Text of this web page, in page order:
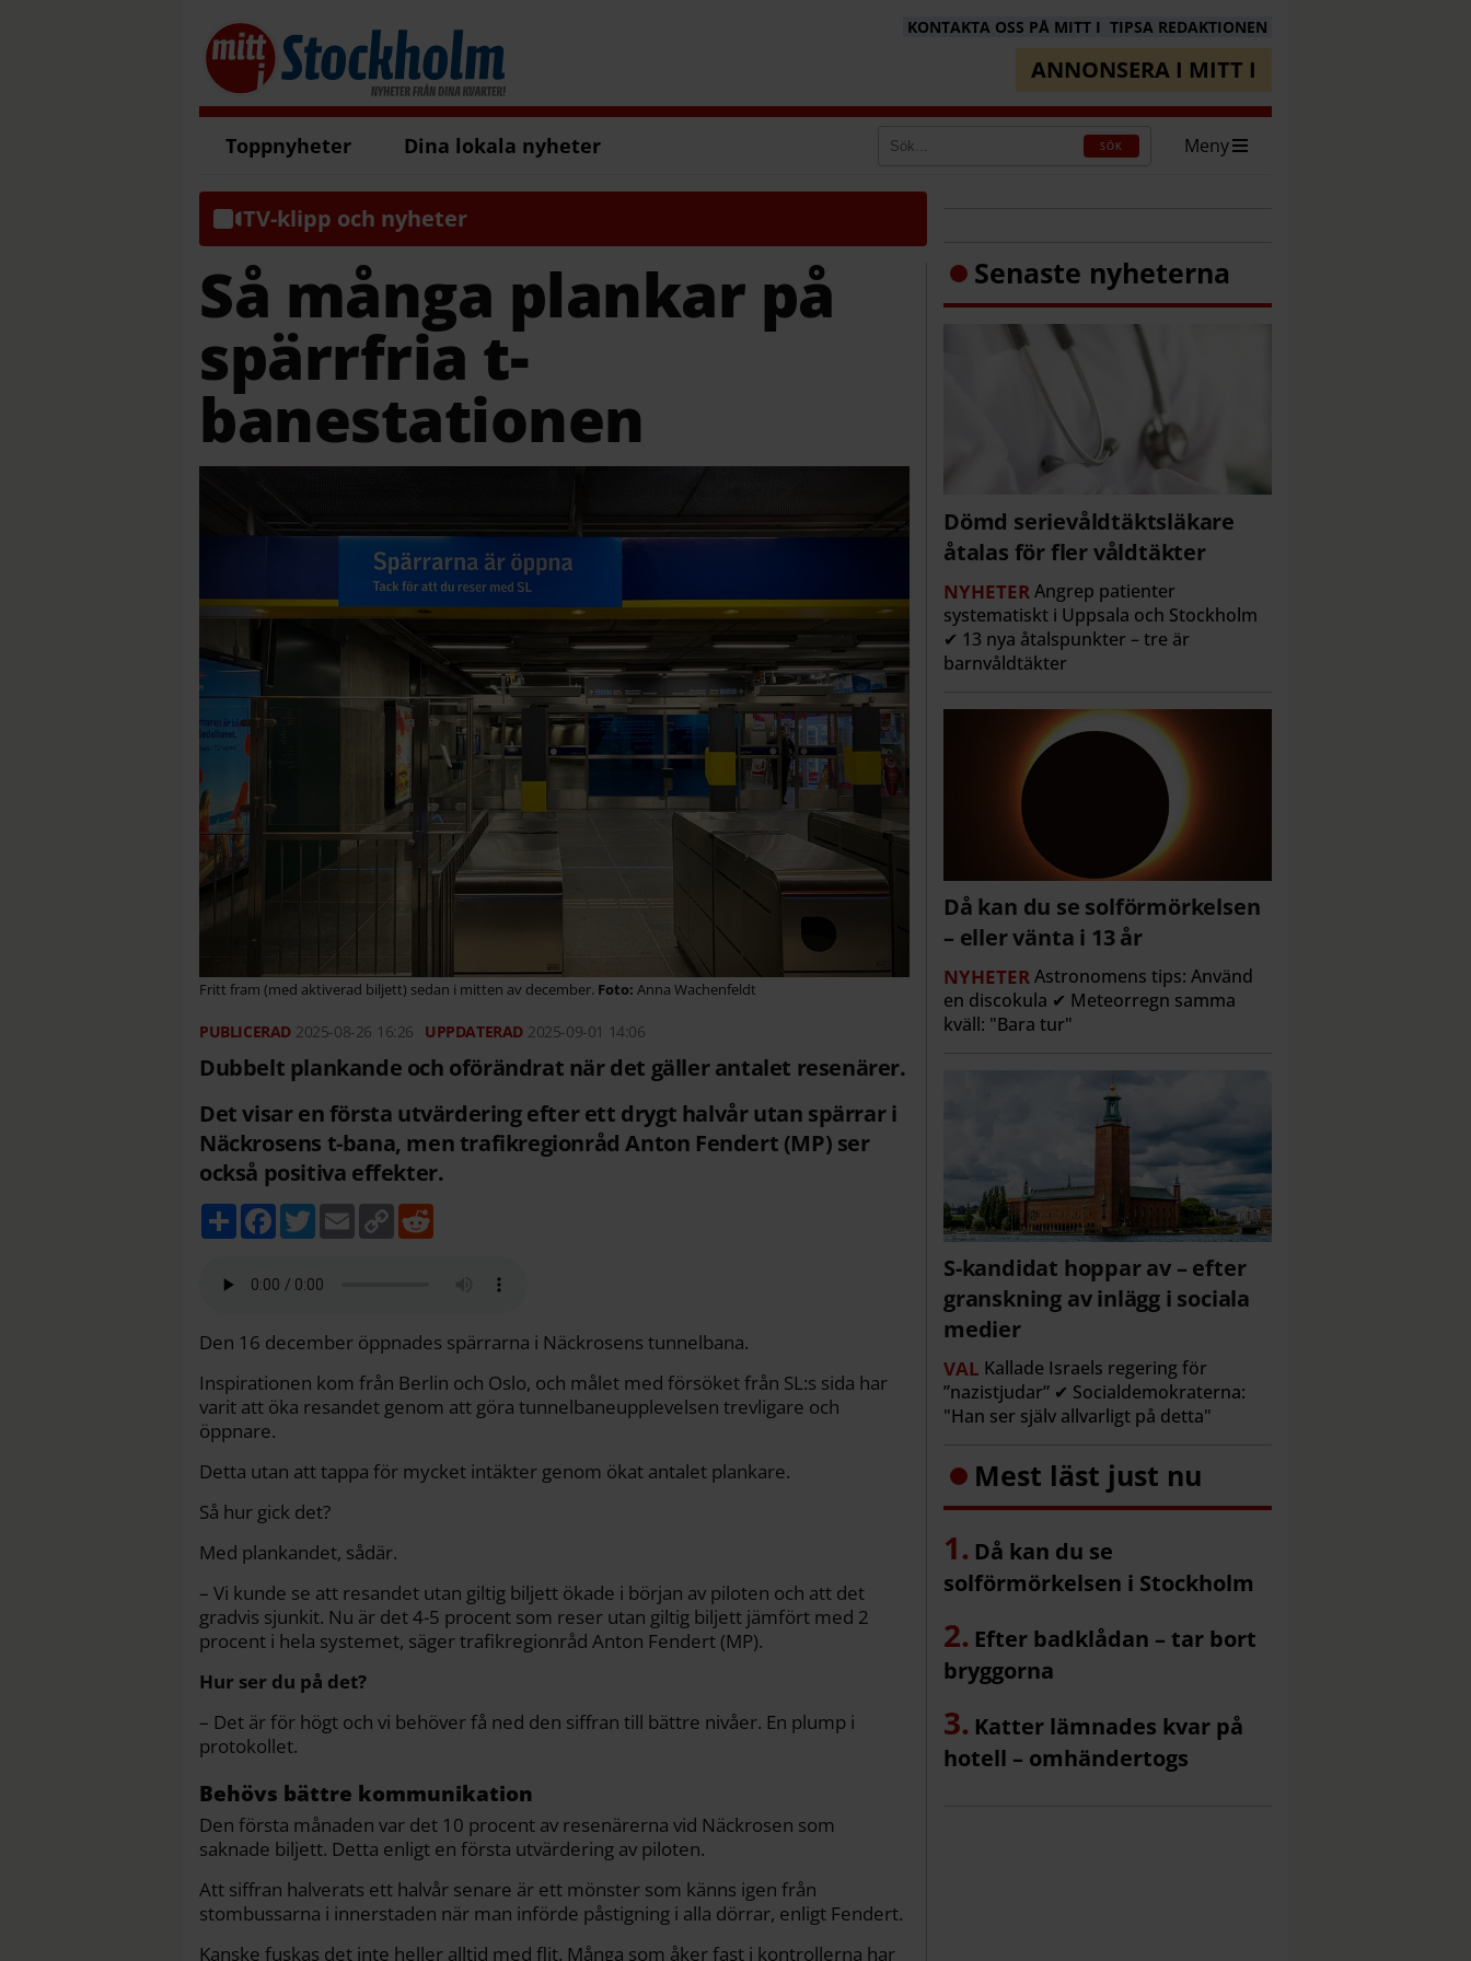
KONTAKTA OSS PÅ MITT I TIPSA REDAKTIONEN
ANNONSERA I MITT I
Toppnyheter Dina lokala nyheter SÖK Meny
TV-klipp och nyheter
Så många plankar på
spärrfria t-
banestationen
Fritt fram (med aktiverad biljett) sedan i mitten av december. Anna Wachenfeldt
2025-08-26 16:26 2025-09-01 14:06
Dubbelt plankande och oförändrat när det gäller antalet resenärer.
Det visar en första utvärdering efter ett drygt halvår utan spärrar i
Näckrosens t-bana, men trafikregionråd Anton Fendert (MP) ser
också positiva effekter.
D
e
F
b
k
T
w
t
E
m
C
o
k
Den 16 december öppnades spärrarna i Näckrosens tunnelbana.
Inspirationen kom från Berlin och Oslo, och målet med försöket från SL:s sida har
varit att öka resandet genom att göra tunnelbaneupplevelsen trevligare och
öppnare.
Detta utan att tappa för mycket intäkter genom ökat antalet plankare.
Så hur gick det?
Med plankandet, sådär.
– Vi kunde se att resandet utan giltig biljett ökade i början av piloten och att det
gradvis sjunkit. Nu är det 4-5 procent som reser utan giltig biljett jämfört med 2
procent i hela systemet, säger trafikregionråd Anton Fendert (MP).
Hur ser du på det?
– Det är för högt och vi behöver få ned den siffran till bättre nivåer. En plump i
protokollet.
Behövs bättre kommunikation
Den första månaden var det 10 procent av resenärerna vid Näckrosen som
saknade biljett. Detta enligt en första utvärdering av piloten.
Att siffran halverats ett halvår senare är ett mönster som känns igen från
stombussarna i innerstaden när man införde påstigning i alla dörrar, enligt Fendert.
Kanske fuskas det inte heller alltid med flit. Många som åker fast i kontrollerna har
Senaste nyheterna
Dömd serievåldtäktsläkare
åtalas för fler våldtäkter
NYHETERAngrep patienter
systematiskt i Uppsala och Stockholm
✔ 13 nya åtalspunkter – tre är
barnvåldtäkter
Då kan du se solförmörkelsen
– eller vänta i 13 år
NYHETERAstronomens tips: Använd
en discokula ✔ Meteorregn samma
kväll: "Bara tur"
S-kandidat hoppar av – efter
granskning av inlägg i sociala
medier
VAL Kallade Israels regering för
”nazistjudar” ✔ Socialdemokraterna:
"Han ser själv allvarligt på detta"
Mest läst just nu
Då kan du se
solförmörkelsen i Stockholm
Efter badklådan – tar bort
bryggorna
Katter lämnades kvar på
hotell – omhändertogs